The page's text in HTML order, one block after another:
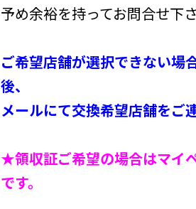
予め余裕を持ってお問合せ下さ
ご希望店舗が選択できない場
後、
メールにて交換希望店舗をご
★領収証ご希望の場合はマイ
です。